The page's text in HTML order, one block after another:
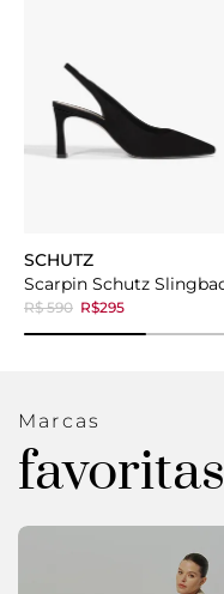
SCHUTZ
R$ 590 R$295
Marcas
favoritas